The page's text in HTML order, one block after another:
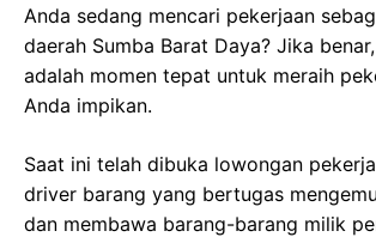
Anda sedang mencari pekerjaan
daerah Sumba Barat Daya? Jika
adalah momen tepat untuk meraih
Anda impikan.
Saat ini telah dibuka lowongan
driver barang yang bertugas
dan membawa barang-barang milik